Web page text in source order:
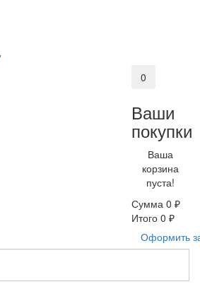
0
Ваши
покупки
Ваша
корзина
пуста!
Сумма 0 ₽
Итого 0 ₽
Оформить